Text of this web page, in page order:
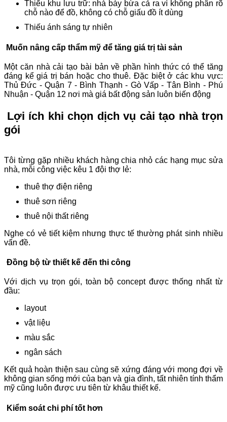
Thiếu khu lưu trữ: nhà bày bừa cả ra vì không phân rõ
chỗ nào để đồ, không có chỗ giấu đồ ít dùng
Thiếu ánh sáng tự nhiên
Muốn nâng cấp thẩm mỹ để tăng giá trị tài sản
Một căn nhà cải tạo bài bản về phần hình thức có thể tăng
đáng kể giá trị bán hoặc cho thuê. Đặc biệt ở các khu vực:
Thủ Đức - Quận 7 - Bình Thạnh - Gò Vấp - Tân Bình - Phú
Nhuận - Quận 12 nơi mà giá bất động sản luôn biến động
Lợi ích khi chọn dịch vụ cải tạo nhà trọn
gói
Tôi từng gặp nhiều khách hàng chia nhỏ các hạng mục sửa
nhà, mỗi công việc kêu 1 đội thợ lẻ:
thuê thợ điện riêng
thuê sơn riêng
thuê nội thất riêng
Nghe có vẻ tiết kiệm nhưng thực tế thường phát sinh nhiều
vấn đề.
Đồng bộ từ thiết kế đến thi công
Với dịch vụ trọn gói, toàn bộ concept được thống nhất từ
đầu:
layout
vật liệu
màu sắc
ngân sách
Kết quả hoàn thiện sau cùng sẽ xứng đáng với mong đợi về
không gian sống mới của bạn và gia đình, tất nhiên tính thẩm
mỹ cũng luôn được ưu tiên từ khâu thiết kế.
Kiểm soát chi phí tốt hơn